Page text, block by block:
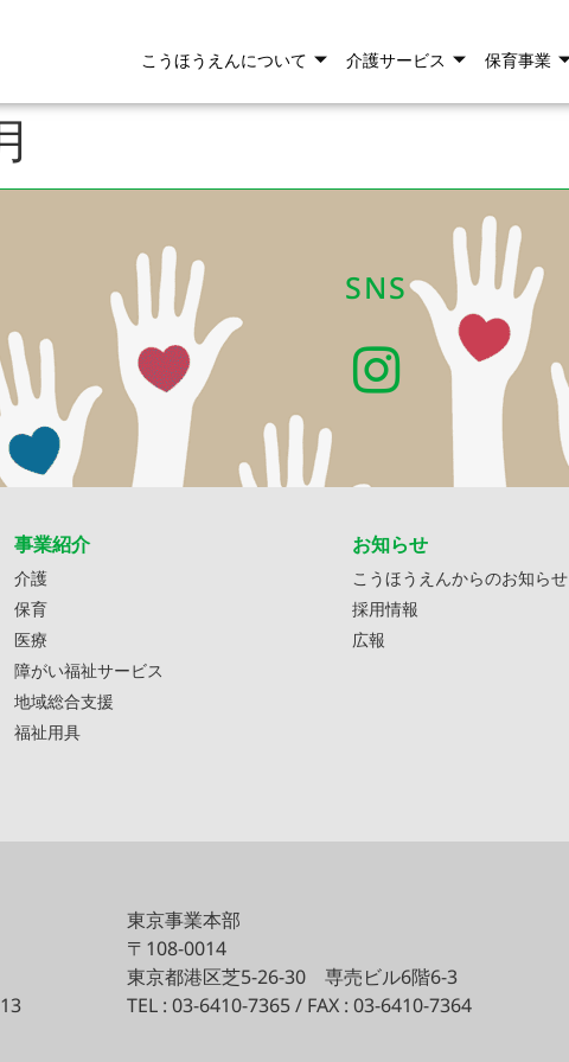
こうほうえんについて 介護サービス 保育事業
SNS
事業紹介
介護
保育
医療
障がい福祉サービス
地域総合支援
福祉用具
お知らせ
こうほうえんからのお知らせ
採用情報
広報
東京事業本部
〒108-0014
東京都港区芝5-26-30 専売ビル6階6-3
TEL : 03-6410-7365 / FAX : 03-6410-7364